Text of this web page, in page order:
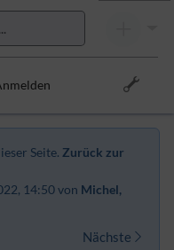
Seite. Zurück zur
14:50 von Michel,
Nächste